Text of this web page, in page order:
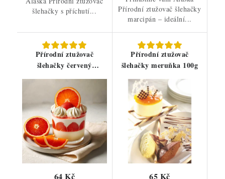
šlehačky s příchutí...
Přírodní ztužovač šlehačky
marcipán – ideální...
Přírodní ztužovač
šlehačky červený
64 Kč
Přírodní ztužovač
šlehačky meruňka 100g
65 Kč